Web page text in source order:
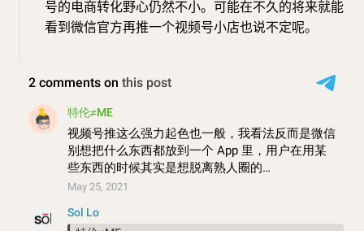
号的电商转化野心仍然不小。可能在不久的将来就能
看到微信官方再推一个视频号小店也说不定呢。